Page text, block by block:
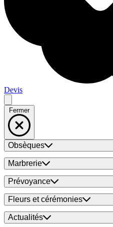
Devis
Fermer
Obsèques
Marbrerie
Prévoyance
Fleurs et cérémonies
Actualités